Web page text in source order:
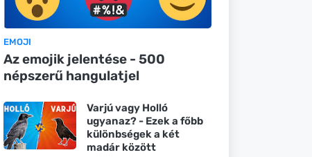
EMOJI
Az emojik jelentése - 500
népszerű hangulatjel
Varjú vagy Holló
ugyanaz? - Ezek a főbb
különbségek a két
madár között